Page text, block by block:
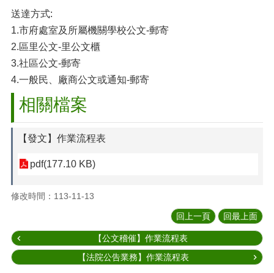
送達方式:
1.市府處室及所屬機關學校公文-郵寄
2.區里公文-里公文櫃
3.社區公文-郵寄
4.一般民、廠商公文或通知-郵寄
相關檔案
【發文】作業流程表
pdf(177.10 KB)
修改時間：113-11-13
回上一頁 回最上面
【公文稽催】作業流程表
【法院公告業務】作業流程表